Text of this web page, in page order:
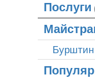
Послуги